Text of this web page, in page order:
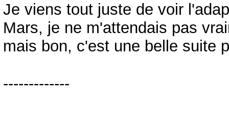
Je viens tout juste de voir
Mars, je ne m'attendais pas
mais bon, c'est une belle suite
-------------